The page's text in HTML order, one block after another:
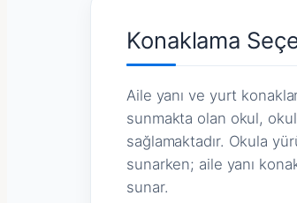
Konaklama
Aile yanı ve yurt
sunmakta olan okul,
sağlamaktadır. Okula
sunarken; aile yanı
sunar.